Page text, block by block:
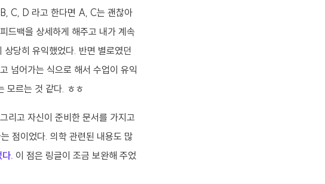
C, D 라고 한다면 A, C는 괜찮아
드백을 상세하게 해주고 내가 계속
당히 유익했었다. 반면 별로였던
넘어가는 식으로 해서 수업이 유익
모르는 것 같다. ㅎㅎ
리고 자신이 준비한 문서를 가지고
점이었다. 의학 관련된 내용도 많
. 이 점은 링글이 조금 보완해 주었